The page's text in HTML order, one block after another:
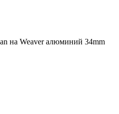
на Weaver алюминий 34mm